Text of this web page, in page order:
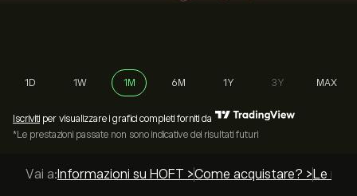
1D 1W 1M 6M 1Y 3Y MAX
Iscriviti per visualizzare i grafici completi forniti da
*Le prestazioni passate non sono indicative dei risultati futuri
Vai a: Informazioni su HOFT >Come acquistare? > Le